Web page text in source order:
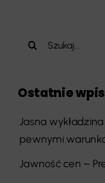
Szukaj
Ostatnie
Jasna
pewnymi
Jawność cen –